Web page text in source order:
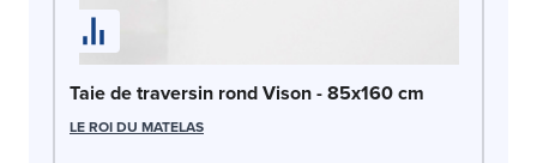
Taie de traversin rond Vison - 85x160 cm
LE ROI DU MATELAS